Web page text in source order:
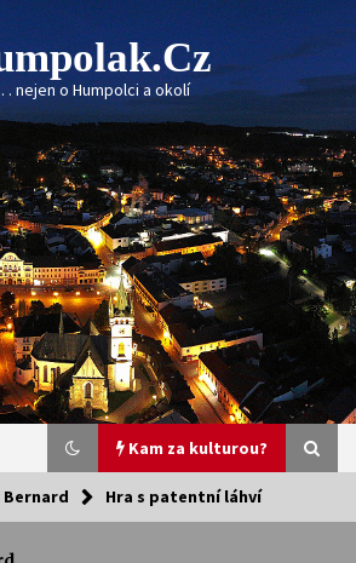
. . nejen o Humpolci a okolí
Kam za kulturou?
Bernard Hra s patentní láhví